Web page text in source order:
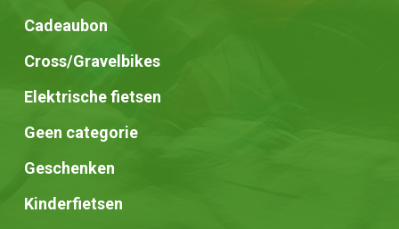
Cadeaubon
Cross/Gravelbikes
Elektrische fietsen
Geen categorie
Geschenken
Kinderfietsen